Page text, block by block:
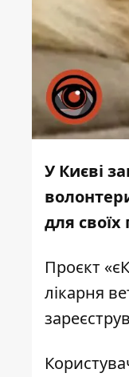
У Києві
для своїх
Проєкт
лікарня